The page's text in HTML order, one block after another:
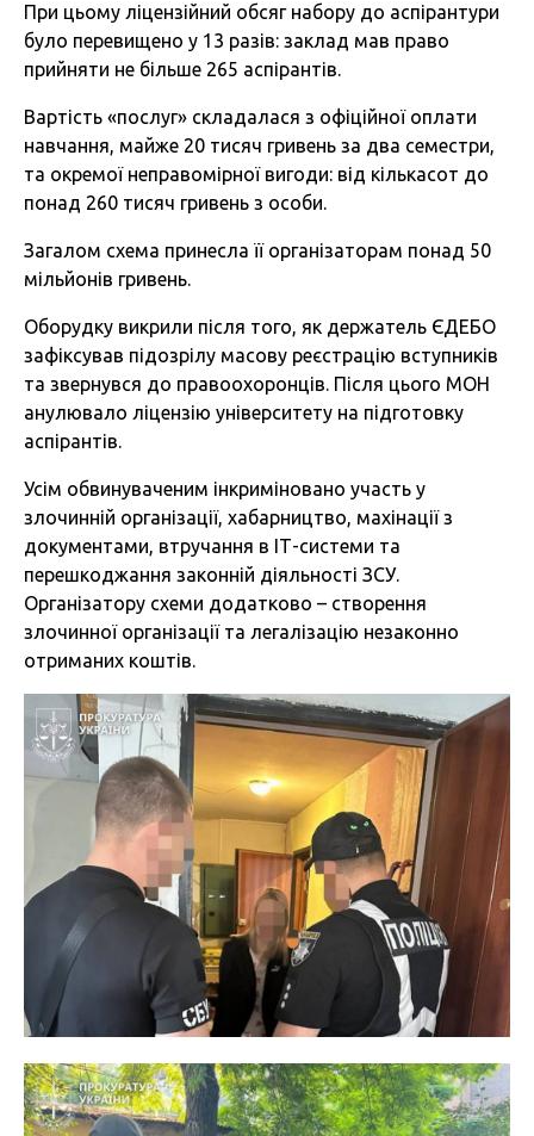
При цьому ліцензійний обсяг набору до аспірантури
було перевищено у 13 разів: заклад мав право
прийняти не більше 265 аспірантів.
Вартість «послуг» складалася з офіційної оплати
навчання, майже 20 тисяч гривень за два семестри,
та окремої неправомірної вигоди: від кількасот до
понад 260 тисяч гривень з особи.
Загалом схема принесла її організаторам понад 50
мільйонів гривень.
Оборудку викрили після того, як держатель ЄДЕБО
зафіксував підозрілу масову реєстрацію вступників
та звернувся до правоохоронців. Після цього МОН
анулювало ліцензію університету на підготовку
аспірантів.
Усім обвинуваченим інкриміновано участь у
злочинній організації, хабарництво, махінації з
документами, втручання в ІТ-системи та
перешкоджання законній діяльності ЗСУ.
Організатору схеми додатково – створення
злочинної організації та легалізацію незаконно
отриманих коштів.